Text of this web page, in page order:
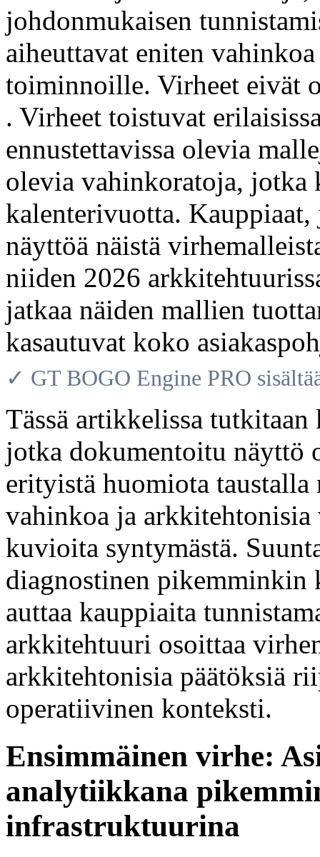
johdonmukaisen
aiheuttavat eniten
toiminnoille. Virheet eivät
. Virheet toistuvat
ennustettavissa olevia
olevia vahinkoratoja, jotka
kalenterivuotta.
näyttöä näistä
niiden 2026
jatkaa näiden mallien
kasautuvat koko
✓ GT BOGO Engine PRO
Tässä artikkelissa
jotka dokumentoitu näyttö
erityistä huomiota
vahinkoa ja
kuvioita syntymästä.
diagnostinen pikemminkin
auttaa kauppiaita
arkkitehtuuri osoittaa
arkkitehtonisia päätöksiä
operatiivinen konteksti.
Ensimmäinen virhe:
analytiikkana
infrastruktuurina